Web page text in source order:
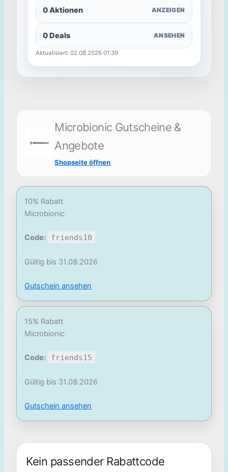
0 Aktionen ANZEIGEN
0 Deals ANSEHEN
Aktualisiert: 02.08.2026 01:39
Microbionic Gutscheine &
Angebote
Shopseite öffnen
10% Rabatt
Microbionic
Code: friends10
Gültig bis 31.08.2026
Gutschein ansehen
15% Rabatt
Microbionic
Code: friends15
Gültig bis 31.08.2026
Gutschein ansehen
Kein passender Rabattcode